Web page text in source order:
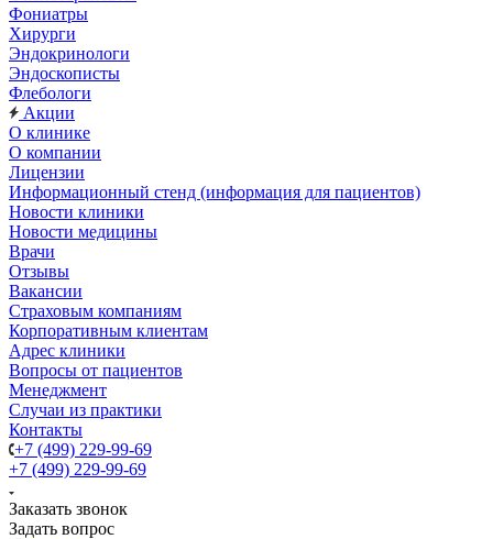
Фониатры
Хирурги
Эндокринологи
Эндоскописты
Флебологи
Акции
О клинике
О компании
Лицензии
Информационный стенд (информация для пациентов)
Новости клиники
Новости медицины
Врачи
Отзывы
Вакансии
Страховым компаниям
Корпоративным клиентам
Адрес клиники
Вопросы от пациентов
Менеджмент
Случаи из практики
Контакты
+7 (499) 229-99-69
+7 (499) 229-99-69
Заказать звонок
Задать вопрос